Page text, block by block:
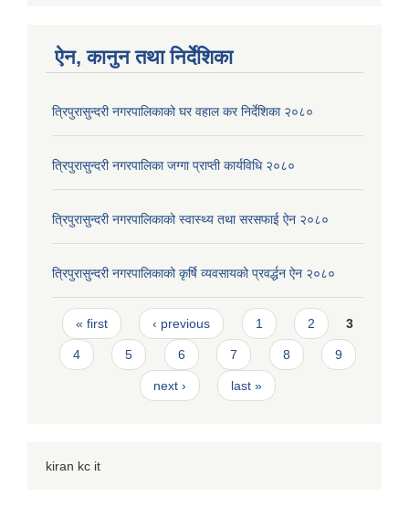
ऐन, कानुन तथा निर्देशिका
त्रिपुरासुन्दरी नगरपालिकाको घर वहाल कर निर्देशिका २०८०
त्रिपुरासुन्दरी नगरपालिका जग्गा प्राप्ती कार्यविधि २०८०
त्रिपुरासुन्दरी नगरपालिकाको स्वास्थ्य तथा सरसफाई ऐन २०८०
त्रिपुरासुन्दरी नगरपालिकाको कृर्षि व्यवसायको प्रवर्द्धन ऐन २०८०
Pages
« first ‹ previous 1 2 3
4 5 6 7 8 9
next › last »
kiran kc it